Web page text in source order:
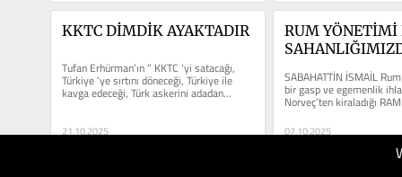
KKTC DİMDİK AYAKTADIR
Tufan Erhürman’ın ” KKTC ‘yi satacağı,
Türkiye ‘ye sırtını döneceği, Türkiye ile
kavga edeceği, Türk askerini adadan...
21.10.2025
RUM YÖNETİMİ
ARAŞTIRMA
SABAHATTİN İSMAİL
bir gasp ve egemenlik
Norveç’ten kiraladığı
HYPERİON adlı sismik...
07.10.2025